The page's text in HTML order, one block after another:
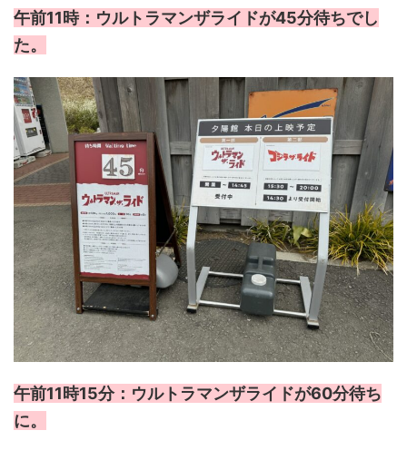
午前11時：ウルトラマンザライドが45分待ちでし
た。
午前11時15分：ウルトラマンザライドが60分待ち
に。